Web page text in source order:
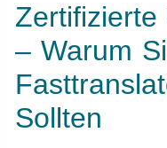
Zertifizierte
– Warum
Sollten